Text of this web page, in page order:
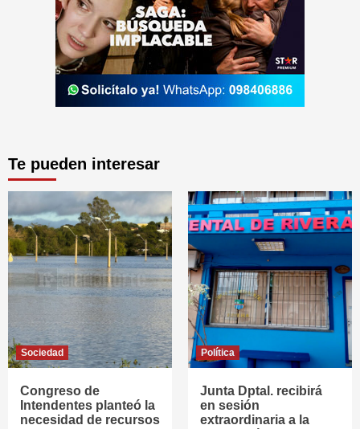
Te pueden interesar
Sociedad
Congreso de
Intendentes planteó la
necesidad de recursos
Política
Junta Dptal. recibirá
en sesión
extraordinaria a la